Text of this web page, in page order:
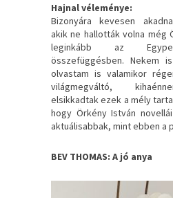
Hajnal véleménye:
Bizonyára kevesen
akik ne hallották volna még
leginkább az
összefüggésben. Nekem
olvastam is valamikor
világmegváltó,
elsikkadtak ezek a mély
hogy Örkény István
aktuálisabbak, mint ebben a
BEV THOMAS: A jó anya